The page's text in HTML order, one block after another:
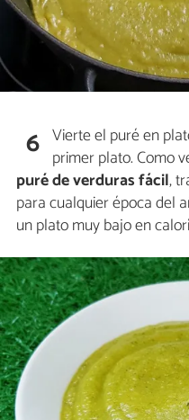
6 Vierte el puré en
primer plato. Como
puré de verduras fácil,
para cualquier época del
un plato muy bajo en